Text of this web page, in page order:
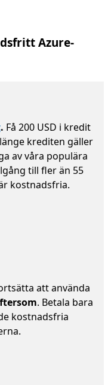
Azure-
. Få 200 USD i kredit
krediten gäller
av våra populära
till fler än 55
kostnadsfria.
att använda
. Betala bara
kostnadsfria